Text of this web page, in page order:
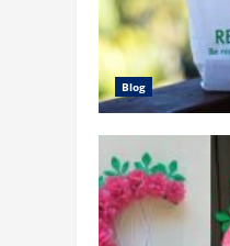
Blog